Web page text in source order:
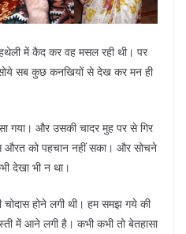
में कैद कर वह मसल रही थी। पर
सब कुछ कनखियों से देख कर मन ही
और उसकी चादर मुह पर से गिर
को पहचान नहीं सका। और सोचने
देखा भी न था।
होने लगी थी। हम समझ गये की
में आने लगी है। कभी कभी तो बेतहासा